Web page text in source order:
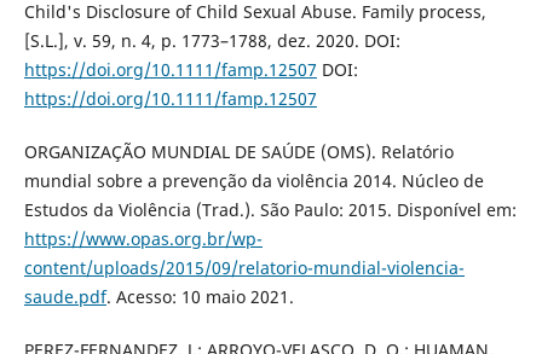
Child's Disclosure of Child Sexual Abuse. Family process,
[S.L.], v. 59, n. 4, p. 1773–1788, dez. 2020. DOI:
https://doi.org/10.1111/famp.12507 DOI:
https://doi.org/10.1111/famp.12507
ORGANIZAÇÃO MUNDIAL DE SAÚDE (OMS). Relatório
mundial sobre a prevenção da violência 2014. Núcleo de
Estudos da Violência (Trad.). São Paulo: 2015. Disponível em:
https://www.opas.org.br/wp-
content/uploads/2015/09/relatorio-mundial-violencia-
saude.pdf. Acesso: 10 maio 2021.